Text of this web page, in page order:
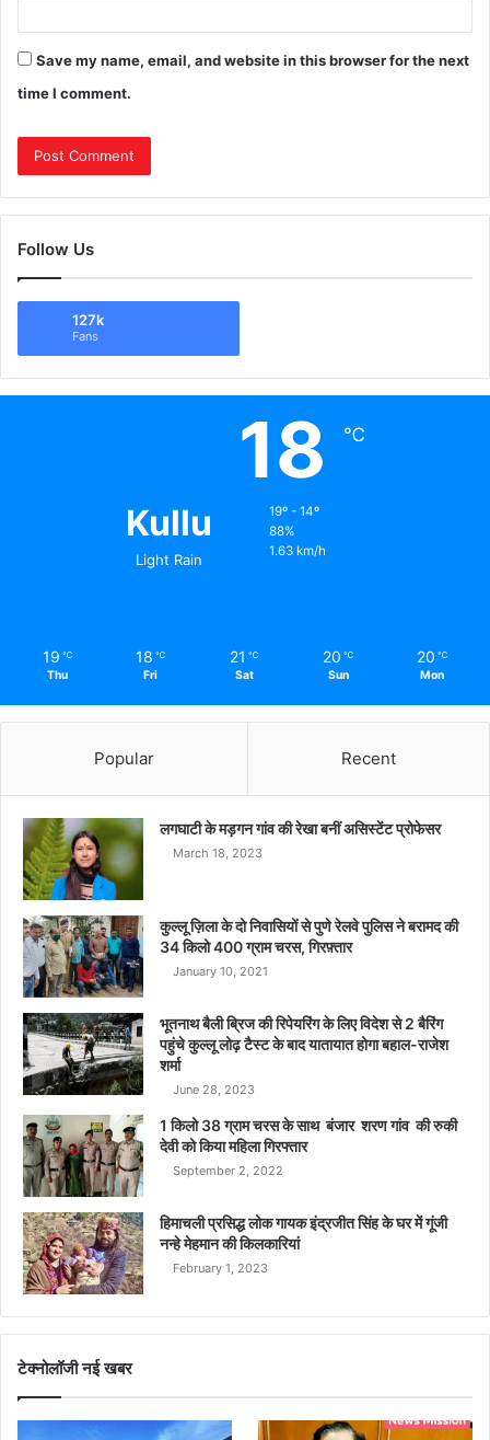
Save my name, email, and website in this browser for the next
time I comment.
Follow Us
127k
Fans
Kullu
Light Rain
18 ℃
19º - 14º
88%
1.63 km/h
19 ℃
Thu
18 ℃
Fri
21 ℃
Sat
20 ℃
Sun
20 ℃
Mon
Popular Recent
लगघाटी के मड़गन गांव की रेखा बनीं असिस्टेंट प्रोफेसर
March 18, 2023
कुल्लू ज़िला के दो निवासियों से पुणे रेलवे पुलिस ने बरामद की
34 किलो 400 ग्राम चरस, गिरफ़्तार
January 10, 2021
भूतनाथ बैली ब्रिज की रिपेयरिंग के लिए विदेश से 2 बैरिंग
पहुंचे कुल्लू लोढ़ टैस्ट के बाद यातायात होगा बहाल-राजेश
शर्मा
June 28, 2023
1 किलो 38 ग्राम चरस के साथ बंजार शरण गांव की रुकी
देवी को किया महिला गिरफ्तार
September 2, 2022
हिमाचली प्रसिद्ध लोक गायक इंद्रजीत सिंह के घर में गूंजी
नन्हे मेहमान की किलकारियां
February 1, 2023
टेक्नोलॉजी नई खबर